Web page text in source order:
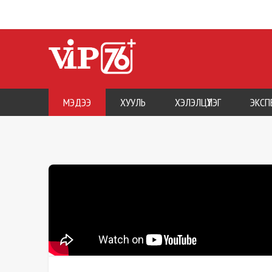
МЭДЭЭ ХУУЛЬ ХЭЛЭЛЦҮҮЛЭГ